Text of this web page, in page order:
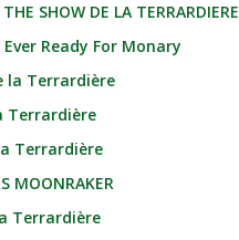
THE SHOW DE LA TERRARDIERE
Ready For Monary
la Terrardière
Terrardière
Terrardière
MOONRAKER
Terrardière